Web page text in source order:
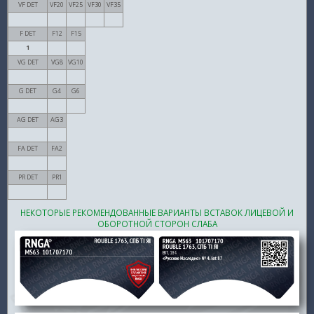
VF DET
VF20 VF25 VF30 VF35
F DET F12
F15
1
VG DET
VG8 VG10
G DET G4 G6
AG DET AG3
FA DET FA2
PR DET PR1
НЕКОТОРЫЕ РЕКОМЕНДОВАННЫЕ ВАРИАНТЫ ВСТАВОК ЛИЦЕВОЙ И
ОБОРОТНОЙ СТОРОН СЛАБА